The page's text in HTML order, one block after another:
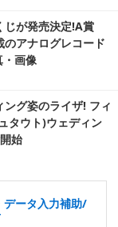
じが発売決定!A賞
アナログレコード
・画像
グ姿のライザ! フィ
タウト)ウェディン
始
データ入力補助/